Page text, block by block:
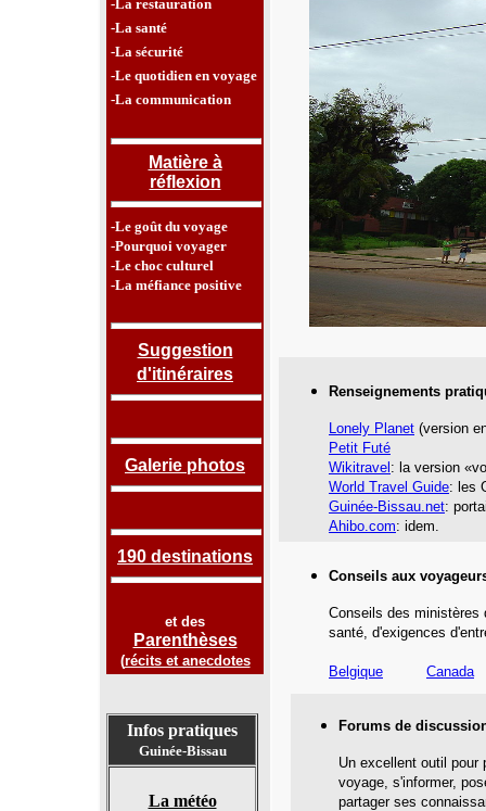
-La restauration
-La santé
-La sécurité
-Le quotidien en voyage
-La communication
Matière à
réflexion
-Le goût du voyage
-Pourquoi voyager
-Le choc culturel
-La méfiance positive
Suggestion
d'itinéraires
Galerie photos
190 destinations
et des
Parenthèses
(récits et anecdotes
Infos pratiques
Guinée-Bissau
La météo
Renseignements
Lonely Planet (version
Petit Futé
Wikitravel : la version
World Travel Guide: les
Guinée-Bissau.net:
Ahibo.com: idem.
Conseils aux
Conseils des ministères
santé, d'exigences
Belgique Canada
Forums de
Un excellent outil pour
voyage, s'informer,
partager ses